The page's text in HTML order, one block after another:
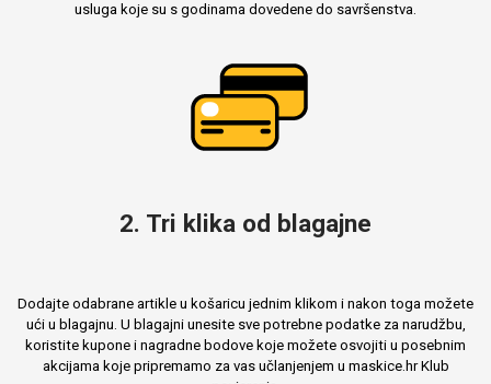
usluga koje su s godinama dovedene do savršenstva.
2. Tri klika od blagajne
Dodajte odabrane artikle u košaricu jednim klikom i nakon toga možete
ući u blagajnu. U blagajni unesite sve potrebne podatke za narudžbu,
koristite kupone i nagradne bodove koje možete osvojiti u posebnim
akcijama koje pripremamo za vas učlanjenjem u maskice.hr Klub